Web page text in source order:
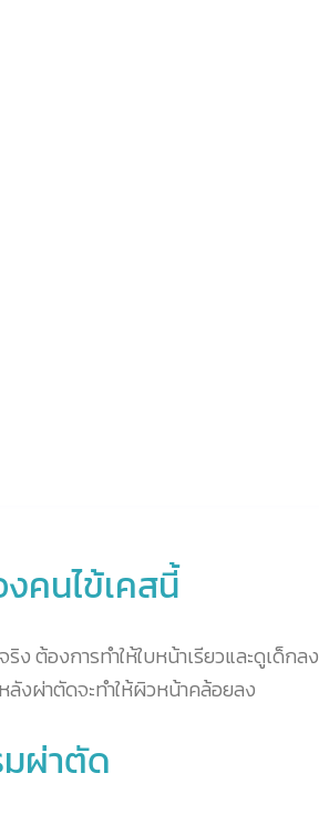
คนไข้เคสนี้
ง ต้องการทำให้ใบหน้าเรียวและดูเด็กลง
ลังผ่าตัดจะทำให้ผิวหน้าคล้อยลง
ผ่าตัด